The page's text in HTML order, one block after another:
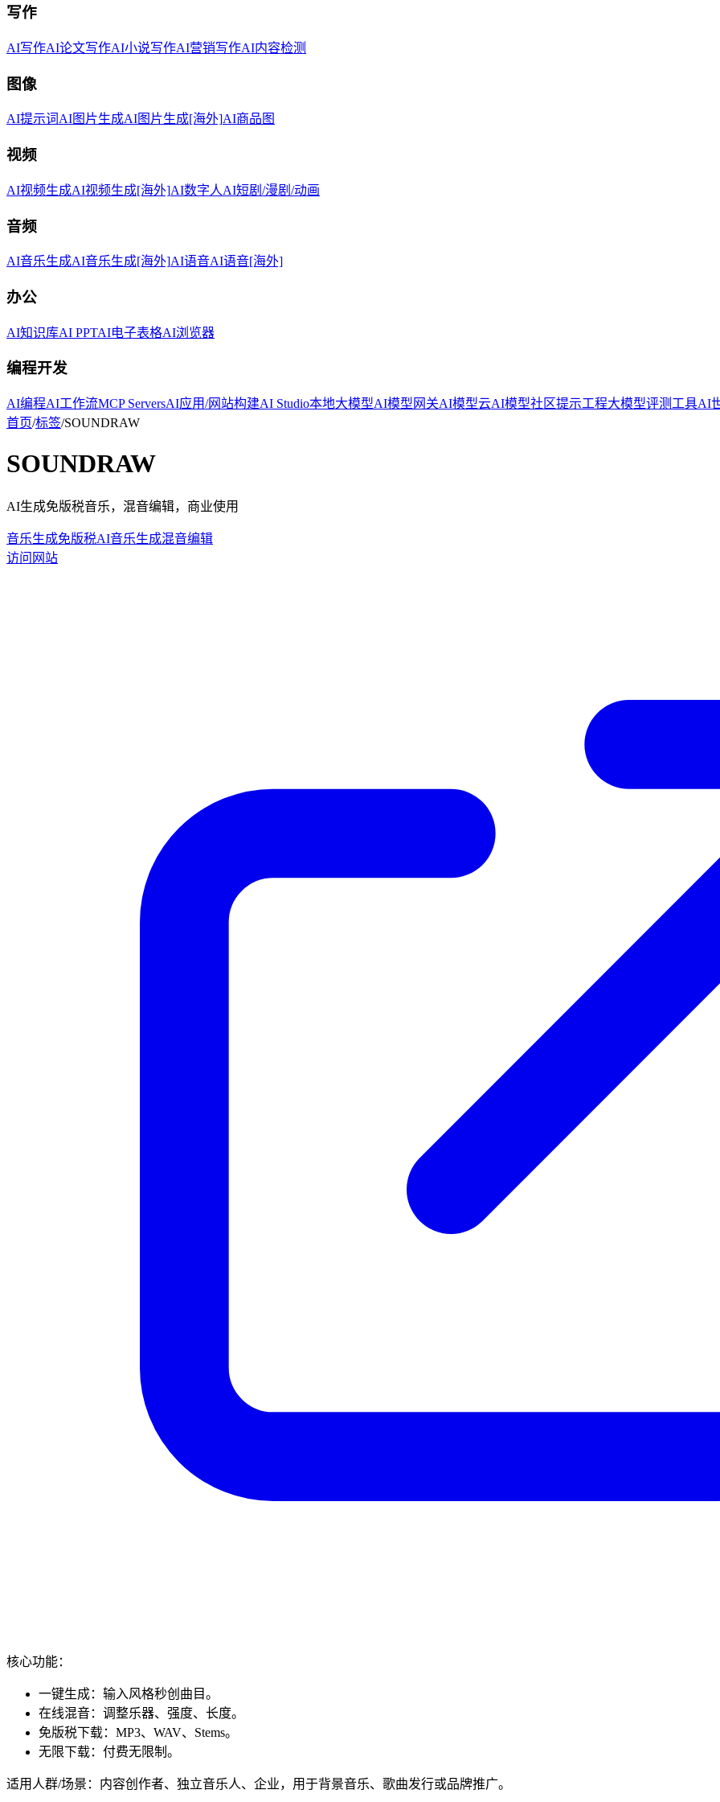
写作
AI写作AI论文写作AI小说写作AI营销写作AI内容检测
图像
AI提示词AI图片生成AI图片生成[海外]AI商品图
视频
AI视频生成AI视频生成[海外]AI数字人AI短剧/漫剧/动画
音频
AI音乐生成AI音乐生成[海外]AI语音AI语音[海外]
办公
AI知识库AI PPTAI电子表格AI浏览器
编程开发
AI编程AI工作流MCP ServersAI应用/网站构建AI Studio本地大模型AI模型网关AI模型云AI模型社区提示工程大模型评测工具AI
首页/标签/SOUNDRAW
SOUNDRAW
AI生成免版税音乐，混音编辑，商业使用
音乐生成免版税AI音乐生成混音编辑
访问网站
核心功能：
一键生成：输入风格秒创曲目。
在线混音：调整乐器、强度、长度。
免版税下载：MP3、WAV、Stems。
无限下载：付费无限制。
适用人群/场景：内容创作者、独立音乐人、企业，用于背景音乐、歌曲发行或品牌推广。